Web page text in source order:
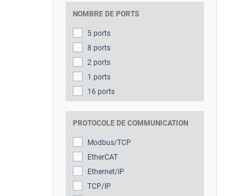
NOMBRE DE PORTS
5 ports
8 ports
2 ports
1 ports
16 ports
PROTOCOLE DE COMMUNICATION
Modbus/TCP
EtherCAT
Ethernet/IP
TCP/IP